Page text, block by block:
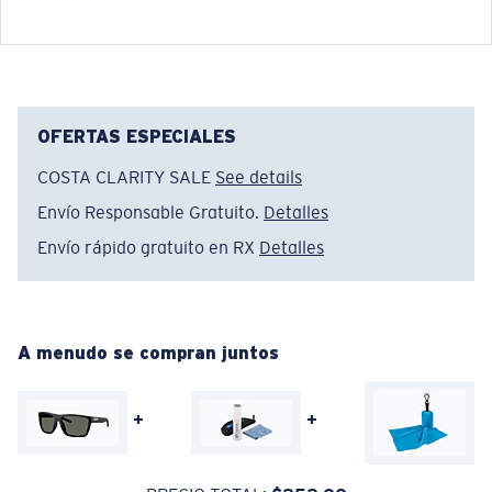
rostros más anchos.
Estrecho
ENLACE MOLECULAR C-WALL®
POLARIZED FILM
ENLACE MOLECULAR C-WALL
Claridad superior y resistencia a los rayones
OFERTAS ESPECIALES
COSTA CLARITY SALE See details
Envío Responsable Gratuito. Detalles
Envío rápido gratuito en RX Detalles
A menudo se compran juntos
+ +